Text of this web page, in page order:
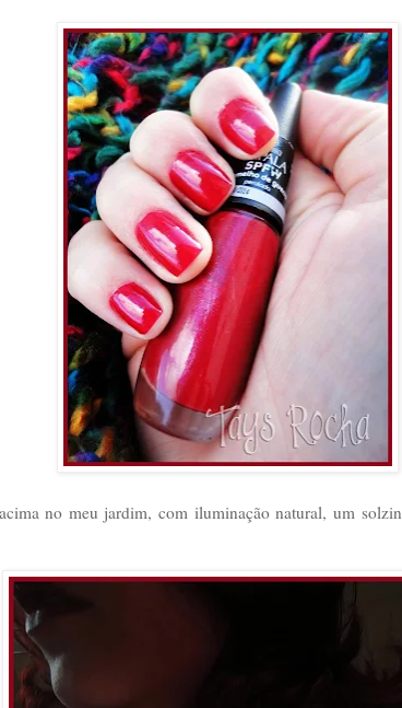
no meu jardim, com iluminação natural, um